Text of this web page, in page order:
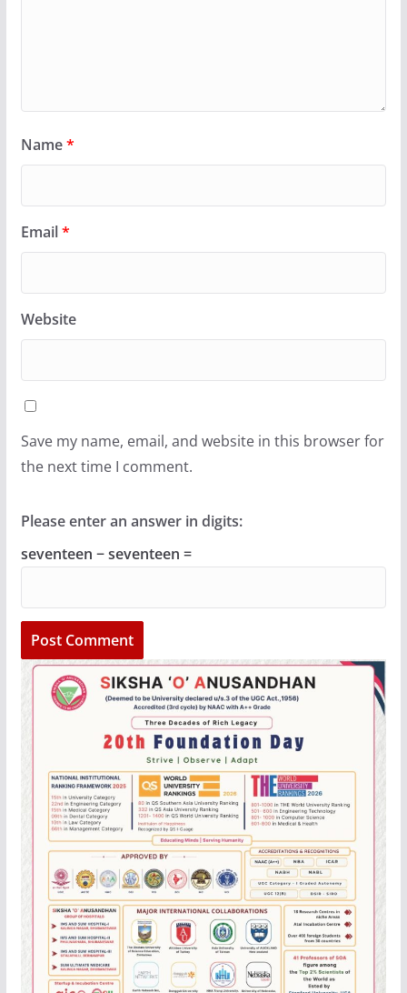
Name*
Email*
Website
Save my name, email, and website in this browser for
the next time I comment.
Please enter an answer in digits:
seventeen − seventeen =